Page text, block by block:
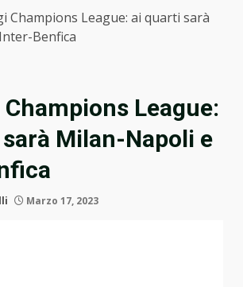
Champions League: ai quarti sarà
Benfica
League:
Milan-Napoli e
Marzo 17, 2023